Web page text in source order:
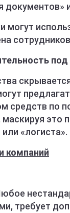
могут
средств по
это
«логиста».
компаний
требует